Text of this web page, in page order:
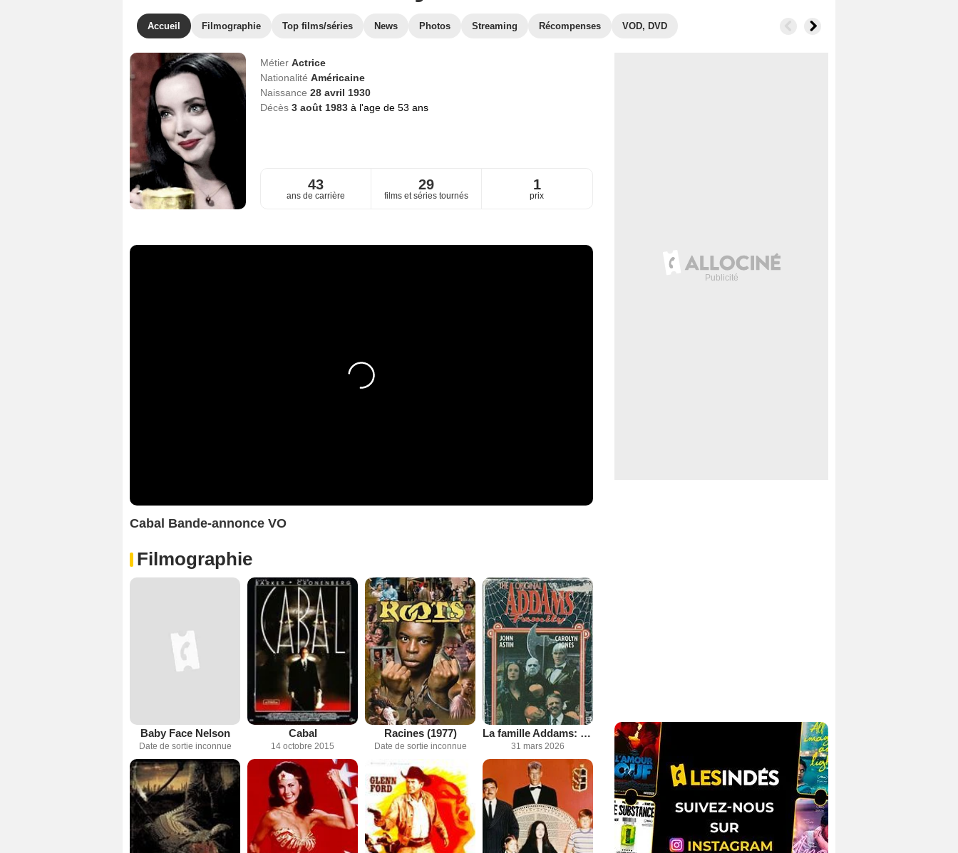
Accueil Filmographie Top films/séries News Photos Streaming Récompenses VOD, DVD
Métier Actrice
Nationalité Américaine
Naissance 28 avril 1930
Décès 3 août 1983 à l'age de 53 ans
43
ans de carrière
29
films et séries tournés
1
prix
Cabal Bande-annonce VO
Filmographie
Baby Face Nelson
Date de sortie inconnue
Cabal
14 octobre 2015
Racines (1977)
Date de sortie inconnue
La famille Addams: C'est la fête
31 mars 2026